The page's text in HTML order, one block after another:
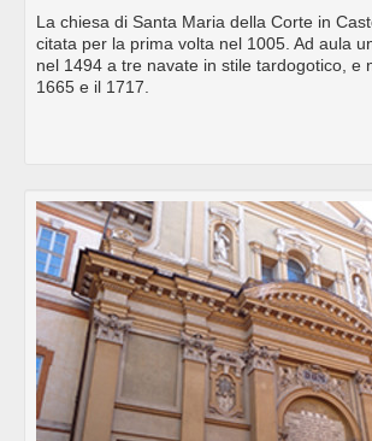
La chiesa di Santa Maria della Corte in
citata per la prima volta nel 1005. Ad aula
nel 1494 a tre navate in stile tardogotico, e
1665 e il 1717.